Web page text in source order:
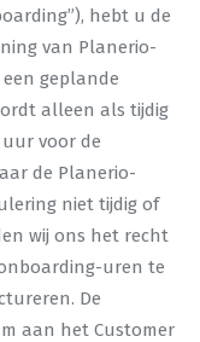
hebt u de
van Planerio-
geplande
alleen als tijdig
voor de
de Planerio-
niet tijdig of
wij ons het recht
uren te
De
aan het Customer